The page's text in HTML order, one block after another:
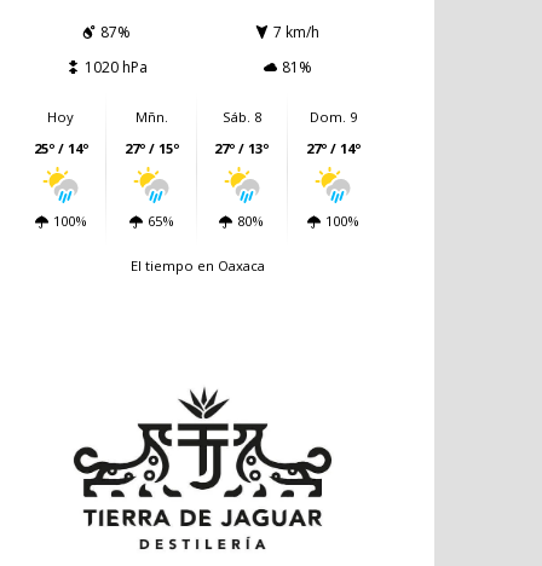
87%
7 km/h
1020 hPa
81%
Hoy
25º / 14º
100%
Mñn.
27º / 15º
65%
Sáb. 8
27º / 13º
80%
Dom. 9
27º / 14º
100%
El tiempo en Oaxaca